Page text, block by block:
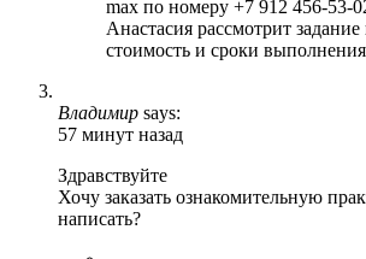
max по номеру +7 912 456-
Анастасия рассмотрит
стоимость и сроки выполнения
Владимир says:
57 минут назад
Здравствуйте
Хочу заказать ознакомительную
написать?